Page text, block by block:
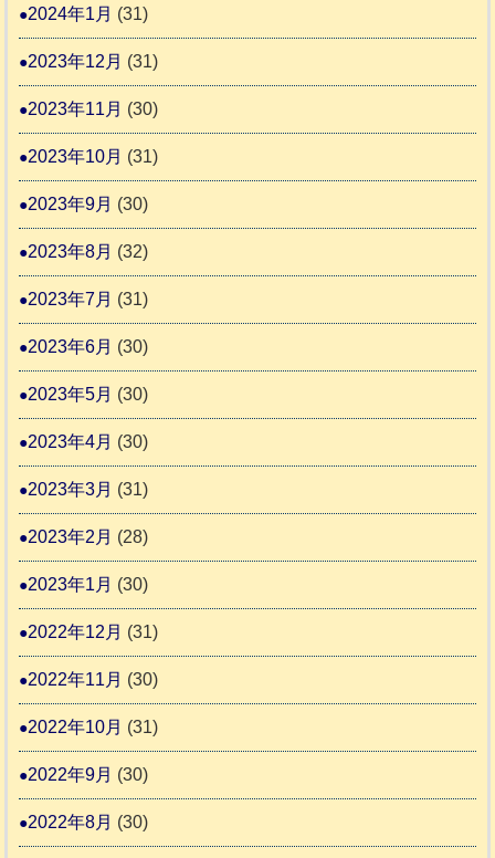
2024年1月 (31)
2023年12月 (31)
2023年11月 (30)
2023年10月 (31)
2023年9月 (30)
2023年8月 (32)
2023年7月 (31)
2023年6月 (30)
2023年5月 (30)
2023年4月 (30)
2023年3月 (31)
2023年2月 (28)
2023年1月 (30)
2022年12月 (31)
2022年11月 (30)
2022年10月 (31)
2022年9月 (30)
2022年8月 (30)